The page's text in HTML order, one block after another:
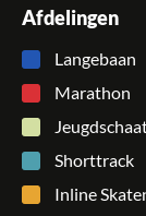
Afdelingen
Langebaan
Marathon
Shorttrack
Inline